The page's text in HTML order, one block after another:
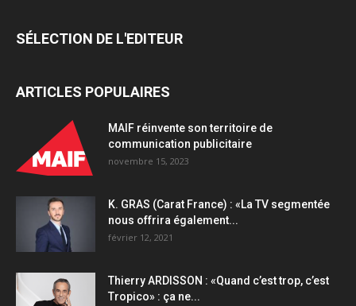
SÉLECTION DE L'EDITEUR
ARTICLES POPULAIRES
MAIF réinvente son territoire de
communication publicitaire
novembre 15, 2023
K. GRAS (Carat France) : «La TV segmentée
nous offrira également...
février 12, 2021
Thierry ARDISSON : «Quand c’est trop, c’est
Tropico» : ça ne...